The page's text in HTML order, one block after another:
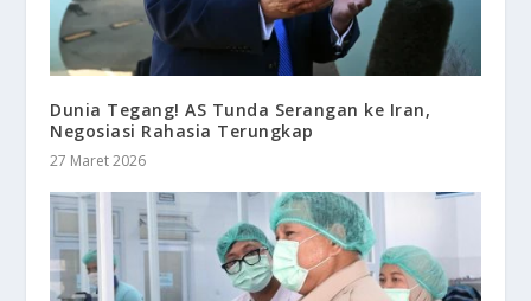
Dunia Tegang! AS Tunda Serangan ke Iran,
Negosiasi Rahasia Terungkap
27 Maret 2026